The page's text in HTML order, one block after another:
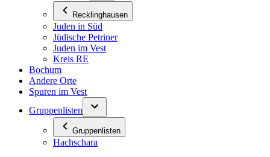
Recklinghausen
Juden in Süd
Jüdische Petriner
Juden im Vest
Kreis RE
Bochum
Andere Orte
Spuren im Vest
Gruppenlisten
Gruppenlisten
Hachschara